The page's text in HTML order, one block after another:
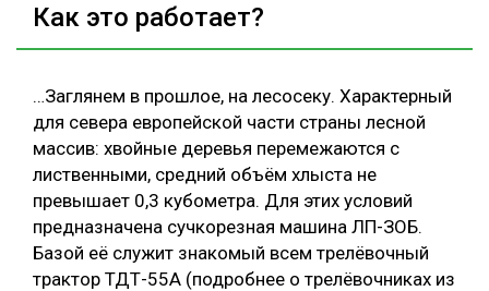
Как это работает?
…Заглянем в прошлое, на лесосеку. Характерный
для севера европейской части страны лесной
массив: хвойные деревья перемежаются с
лиственными, средний объём хлыста не
превышает 0,3 кубометра. Для этих условий
предназначена сучкорезная машина ЛП-ЗОБ.
Базой её служит знакомый всем трелёвочный
трактор ТДТ-55А (подробнее о трелёвочниках из